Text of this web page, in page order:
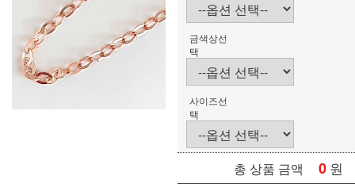
금색상선
택
사이즈선
택
총 상품 금액 0 원